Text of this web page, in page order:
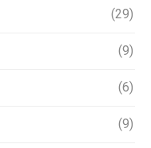
(29)
(9)
(6)
(9)